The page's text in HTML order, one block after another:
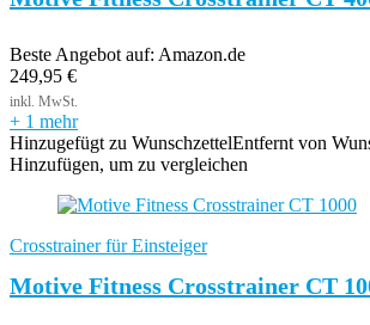
Beste Angebot auf: Amazon.de
249,95 €
+ 1 mehr
Hinzugefügt zu WunschzettelEntfernt von
Hinzufügen, um zu vergleichen
Crosstrainer für Einsteiger
Motive Fitness Crosstrainer CT